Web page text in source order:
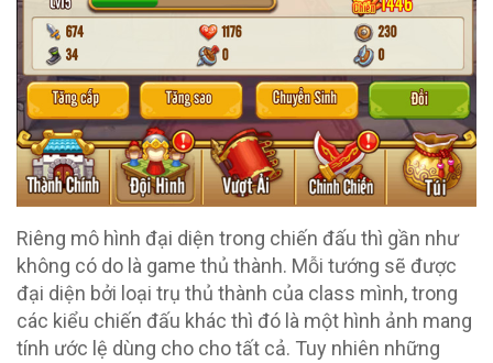
Riêng mô hình đại diện trong chiến đấu thì gần như
không có do là game thủ thành. Mỗi tướng sẽ được
đại diện bởi loại trụ thủ thành của class mình, trong
các kiểu chiến đấu khác thì đó là một hình ảnh mang
tính ước lệ dùng cho cho tất cả. Tuy nhiên những